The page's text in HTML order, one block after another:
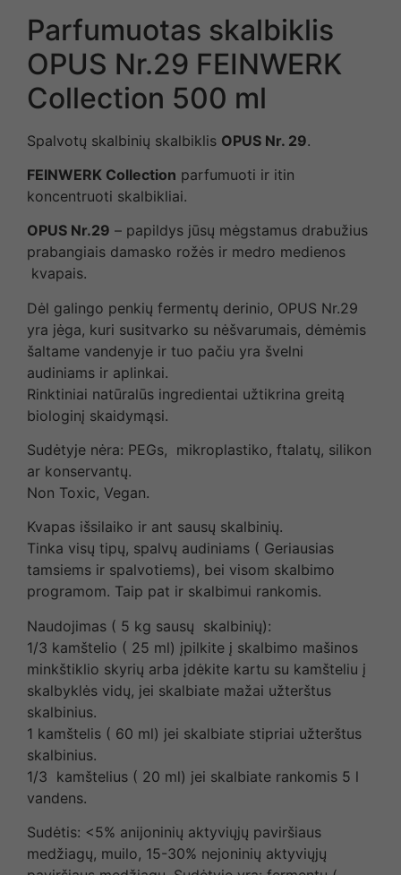
Parfumuotas skalbiklis
OPUS Nr.29 FEINWERK
Collection 500 ml
Spalvotų skalbinių skalbiklis OPUS Nr. 29.
FEINWERK Collection parfumuoti ir itin
koncentruoti skalbikliai.
OPUS Nr.29 – papildys jūsų mėgstamus drabužius
prabangiais damasko rožės ir medro medienos
kvapais.
Dėl galingo penkių fermentų derinio, OPUS Nr.29
yra jėga, kuri susitvarko su nėšvarumais, dėmėmis
šaltame vandenyje ir tuo pačiu yra švelni
audiniams ir aplinkai.
Rinktiniai natūralūs ingredientai užtikrina greitą
biologinį skaidymąsi.
Sudėtyje nėra: PEGs, mikroplastiko, ftalatų, silikon
ar konservantų.
Non Toxic, Vegan.
Kvapas išsilaiko ir ant sausų skalbinių.
Tinka visų tipų, spalvų audiniams ( Geriausias
tamsiems ir spalvotiems), bei visom skalbimo
programom. Taip pat ir skalbimui rankomis.
Naudojimas ( 5 kg sausų skalbinių):
1/3 kamštelio ( 25 ml) įpilkite į skalbimo mašinos
minkštiklio skyrių arba įdėkite kartu su kamšteliu į
skalbyklės vidų, jei skalbiate mažai užterštus
skalbinius.
1 kamštelis ( 60 ml) jei skalbiate stipriai užterštus
skalbinius.
1/3 kamštelius ( 20 ml) jei skalbiate rankomis 5 l
vandens.
Sudėtis: <5% anijoninių aktyviųjų paviršiaus
medžiagų, muilo, 15-30% nejoninių aktyviųjų